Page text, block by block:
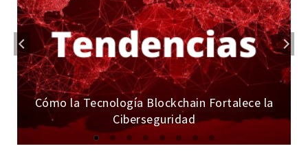
Cómo la Tecnología Blockchain Fortalece la
Ciberseguridad